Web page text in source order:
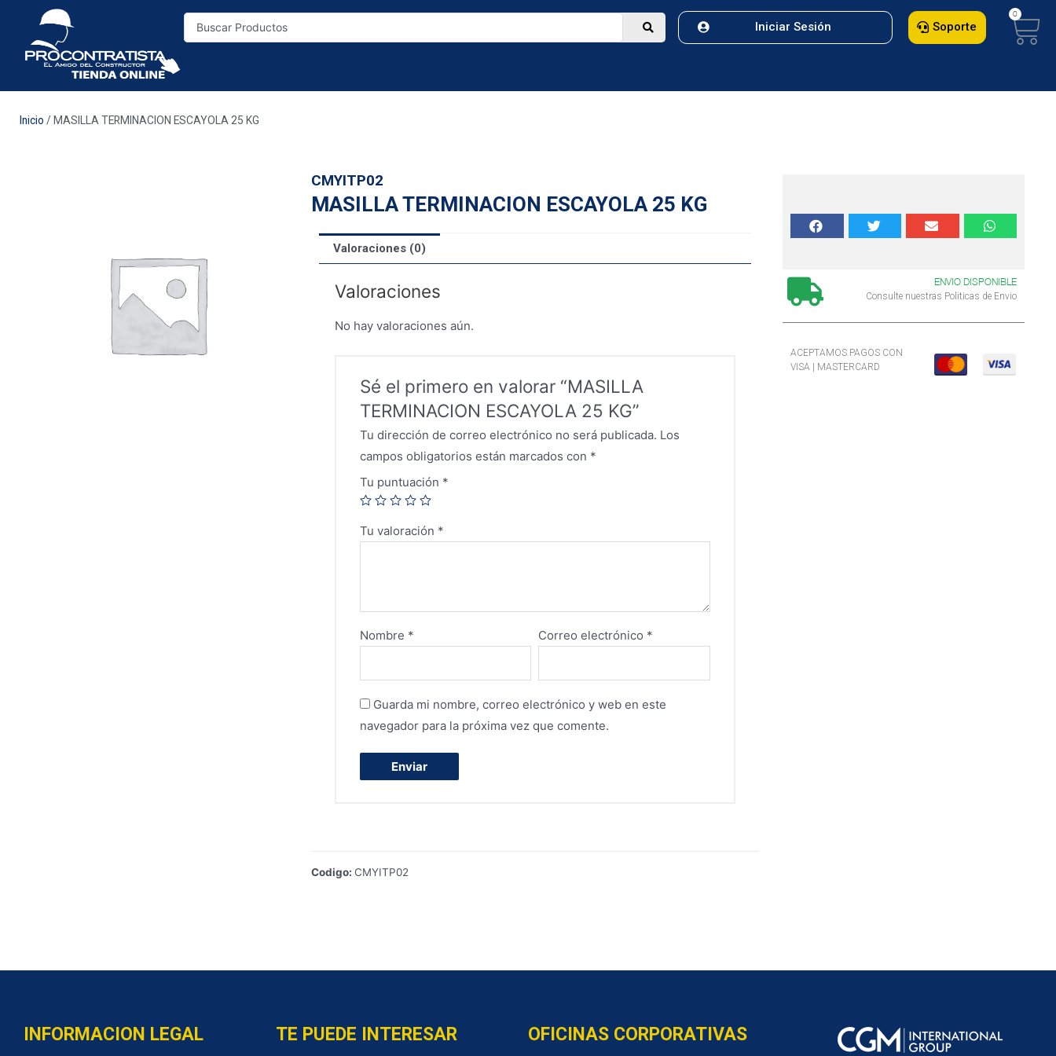
Iniciar Sesión Soporte
Inicio / MASILLA TERMINACION ESCAYOLA 25 KG
CMYITP02
MASILLA TERMINACION ESCAYOLA 25 KG
Valoraciones (0)
Valoraciones
No hay valoraciones aún.
Sé el primero en valorar “MASILLA
TERMINACION ESCAYOLA 25 KG”
Tu dirección de correo electrónico no será publicada. Los
campos obligatorios están marcados con *
Tu puntuación *
Tu valoración *
Nombre * Correo electrónico *
Guarda mi nombre, correo electrónico y web en este
navegador para la próxima vez que comente.
Codigo: CMYITP02
ENVIO DISPONIBLE
Consulte nuestras Politicas de Envio
ACEPTAMOS PAGOS CON
VISA | MASTERCARD
INFORMACION LEGAL TE PUEDE INTERESAR OFICINAS CORPORATIVAS